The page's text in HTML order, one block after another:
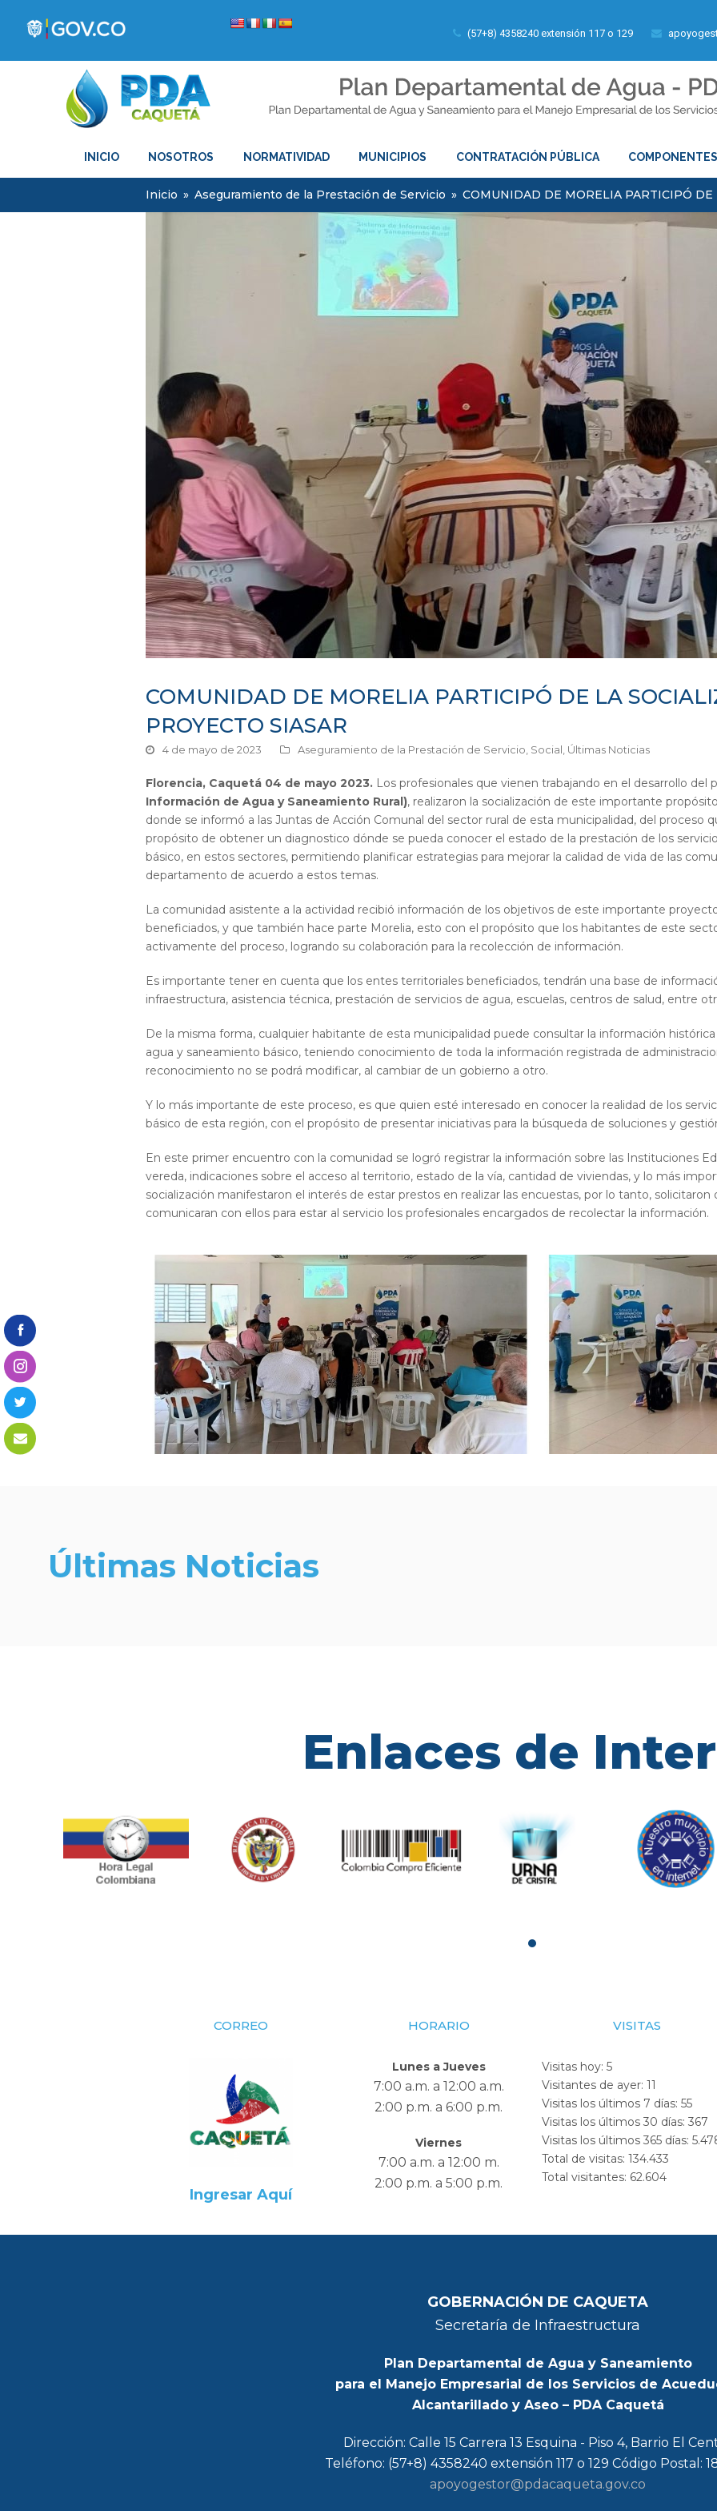
(57+8) 4358240 extensión 117 o 129
INICIO NOSOTROS NORMATIVIDAD MUNICIPIOS CONTRATACIÓN PÚBLICA COMPONENTES
Inicio » Aseguramiento de la Prestación de Servicio » COMUNIDAD DE MORELIA PARTICIPÓ
COMUNIDAD DE MORELIA PARTICIPÓ DE LA
PROYECTO SIASAR
4 de mayo de 2023 Aseguramiento de la Prestación de Servicio Social Últimas Noticias
Florencia, Caquetá 04 de mayo 2023. Los profesionales que vienen trabajando en el desarrollo del
Información de Agua y Saneamiento Rural), realizaron la socialización de este importante
donde se informó a las Juntas de Acción Comunal del sector rural de esta municipalidad, del proceso
propósito de obtener un diagnostico dónde se pueda conocer el estado de la prestación de los
básico, en estos sectores, permitiendo planificar estrategias para mejorar la calidad de vida de las
departamento de acuerdo a estos temas.
La comunidad asistente a la actividad recibió información de los objetivos de este importante
beneficiados, y que también hace parte Morelia, esto con el propósito que los habitantes de este
activamente del proceso, logrando su colaboración para la recolección de información.
Es importante tener en cuenta que los entes territoriales beneficiados, tendrán una base de
infraestructura, asistencia técnica, prestación de servicios de agua, escuelas, centros de salud, entre
De la misma forma, cualquier habitante de esta municipalidad puede consultar la información
agua y saneamiento básico, teniendo conocimiento de toda la información registrada de
reconocimiento no se podrá modificar, al cambiar de un gobierno a otro.
Y lo más importante de este proceso, es que quien esté interesado en conocer la realidad de los
básico de esta región, con el propósito de presentar iniciativas para la búsqueda de soluciones y
En este primer encuentro con la comunidad se logró registrar la información sobre las Instituciones
vereda, indicaciones sobre el acceso al territorio, estado de la vía, cantidad de viviendas, y lo más
socialización manifestaron el interés de estar prestos en realizar las encuestas, por lo tanto,
comunicaran con ellos para estar al servicio los profesionales encargados de recolectar la información.
Últimas Noticias
Enlaces de
CORREO
Ingresar Aquí
HORARIO
Lunes a Jueves
7:00 a.m. a 12:00 a.m.
2:00 p.m. a 6:00 p.m.
Viernes
7:00 a.m. a 12:00 m.
2:00 p.m. a 5:00 p.m.
VISITAS
Visitas hoy: 5
Visitantes de ayer: 11
Visitas los últimos 7 días: 55
Visitas los últimos 30 días: 367
Visitas los últimos 365 días:
Total de visitas: 134.433
Total visitantes: 62.604
GOBERNACIÓN DE CAQUETA
Secretaría de Infraestructura
Plan Departamental de Agua y Saneamiento
para el Manejo Empresarial de los Servicios de
Alcantarillado y Aseo – PDA Caquetá
Dirección: Calle 15 Carrera 13 Esquina - Piso 4, Barrio El
Teléfono: (57+8) 4358240 extensión 117 o 129 Código Postal:
apoyogestor@pdacaqueta.gov.co